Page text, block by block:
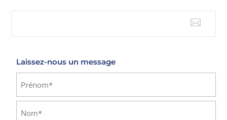

Laissez-nous un message
Prénom